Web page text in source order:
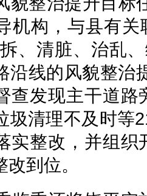
机构，与县有
、清脏、治乱
沿线的风貌整治
查发现主干道路
圾清理不及时等
实整改，并组织
到位。